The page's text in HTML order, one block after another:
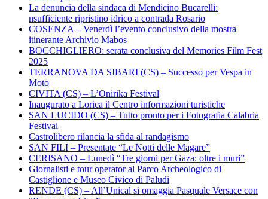
La denuncia della sindaca di Mendicino Bucarelli:
nsufficiente ripristino idrico a contrada Rosario
COSENZA – Venerdì l’evento conclusivo della mostra
itinerante Archivio Mabos
BOCCHIGLIERO: serata conclusiva del Memories Film Fest
2025
TERRANOVA DA SIBARI (CS) – Successo per Vespa in
Moto
CIVITA (CS) – L’Onirika Festival
Inaugurato a Lorica il Centro informazioni turistiche
SAN LUCIDO (CS) – Tutto pronto per i Fotografia Calabria
Festival
Castrolibero rilancia la sfida al randagismo
SAN FILI – Presentate “Le Notti delle Magare”
CERISANO – Lunedì “Tre giorni per Gaza: oltre i muri”
Giornalisti e tour operator al Parco Archeologico di
Castiglione e Museo Civico di Paludi
RENDE (CS) – All’Unical si omaggia Pasquale Versace con